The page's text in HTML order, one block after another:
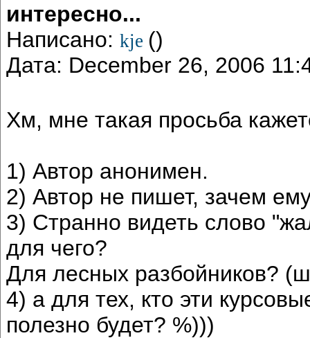
интересно...
Написано: kje ()
Дата: December 26, 2006
Хм, мне такая просьба
1) Автор анонимен.
2) Автор не пишет, зачем
3) Странно видеть слово
для чего?
Для лесных разбойников?
4) а для тех, кто эти
полезно будет? %)))